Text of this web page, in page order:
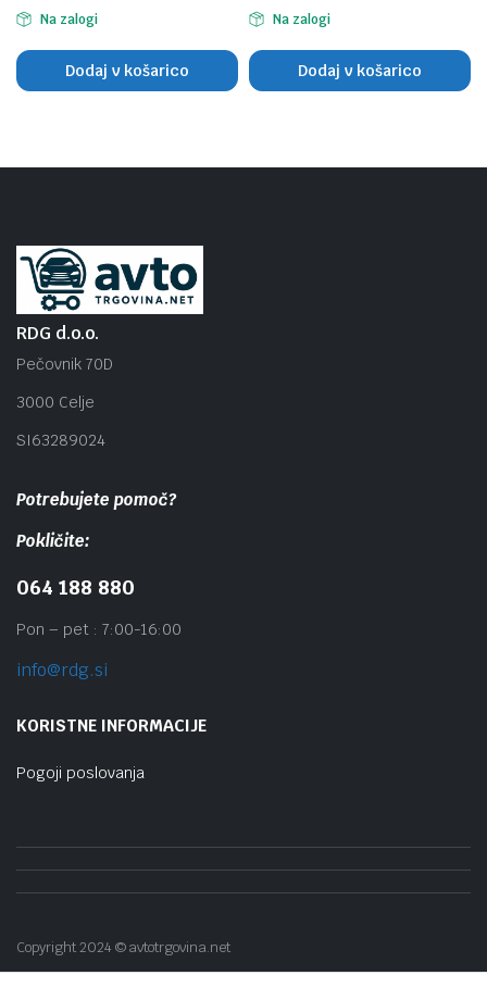
Na zalogi
Dodaj v košarico
Na zalogi
Dodaj v košarico
RDG d.o.o.
Pečovnik 70D
3000 Celje
SI63289024
Potrebujete pomoč?
Pokličite:
064 188 880
Pon – pet : 7:00-16:00
info@rdg.si
KORISTNE INFORMACIJE
Pogoji poslovanja
Copyright 2024 © avtotrgovina.net